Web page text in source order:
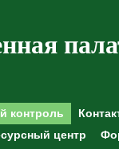
контроль
центр